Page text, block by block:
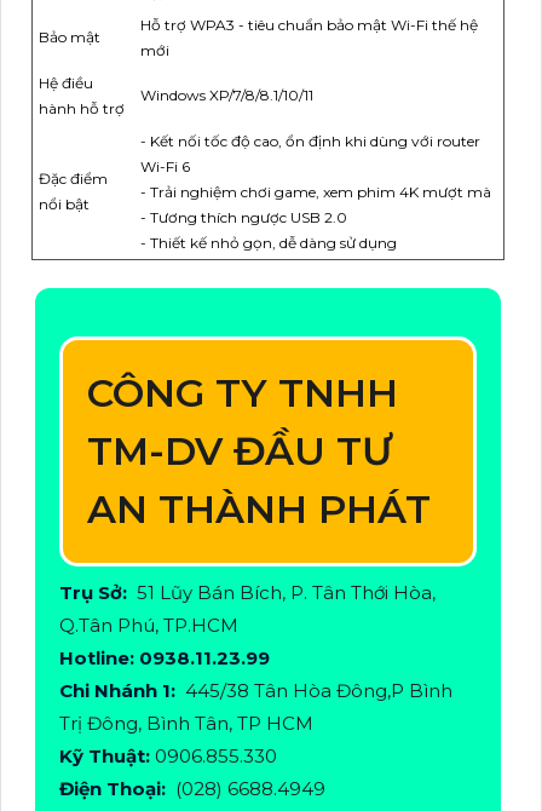
Bảo mật
Hỗ trợ WPA3 - tiêu chuẩn bảo mật Wi-Fi thế hệ
mới
Hệ điều
hành hỗ trợ
Windows XP/7/8/8.1/10/11
Đặc điểm
nổi bật
- Kết nối tốc độ cao, ổn định khi dùng với router
Wi-Fi 6
- Trải nghiệm chơi game, xem phim 4K mượt mà
- Tương thích ngược USB 2.0
- Thiết kế nhỏ gọn, dễ dàng sử dụng
CÔNG TY TNHH
TM-DV ĐẦU TƯ
AN THÀNH PHÁT
Trụ Sở: 51 Lũy Bán Bích, P. Tân Thới Hòa,
Q.Tân Phú, TP.HCM
Hotline: 0938.11.23.99
Chi Nhánh 1: 445/38 Tân Hòa Đông,P Bình
Trị Đông, Bình Tân, TP HCM
Kỹ Thuật: 0906.855.330
Điện Thoại: (028) 6688.4949